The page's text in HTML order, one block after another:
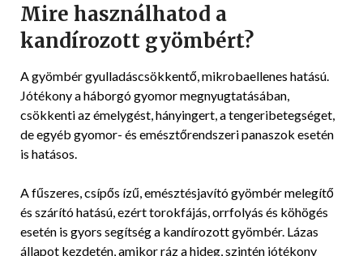
Mire használhatod a
kandírozott gyömbért?
A gyömbér gyulladáscsökkentő, mikrobaellenes hatású.
Jótékony a háborgó gyomor megnyugtatásában,
csökkenti az émelygést, hányingert, a tengeribetegséget,
de egyéb gyomor- és emésztőrendszeri panaszok esetén
is hatásos.
A fűszeres, csípős ízű, emésztésjavító gyömbér melegítő
és szárító hatású, ezért torokfájás, orrfolyás és köhögés
esetén is gyors segítség a kandírozott gyömbér. Lázas
állapot kezdetén, amikor ráz a hideg, szintén jótékony